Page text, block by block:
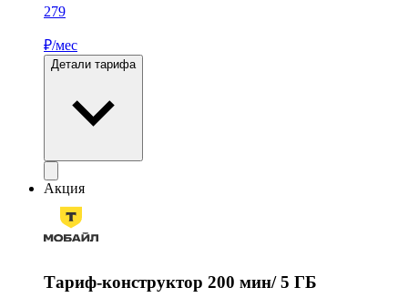
279
₽/мес
Детали тарифа
Акция
Тариф-конструктор 200 мин/ 5 ГБ